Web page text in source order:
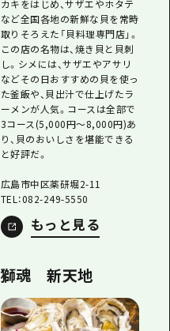
カキをはじめ、サザエやホタテ
など全国各地の新鮮な貝を常時
取りそろえた「貝料理専門店」。
この店の名物は、焼き貝と貝刺
し。シメには、サザエやアサリ
などその日おすすめの貝を使っ
た釜飯や、貝出汁で仕上げたラ
ーメンが人気。コースは全部で
3コース(5,000円～8,000円)あ
り、貝のおいしさを堪能できる
と好評だ。
広島市中区薬研堀2-11
TEL：082-249-5550
もっと見る
獅魂 新天地